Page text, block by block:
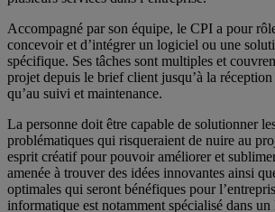
Accompagné par son équipe, le CPI a pour
concevoir et d’intégrer un logiciel ou une
spécifique. Ses tâches sont multiples et
projet depuis le brief client jusqu’à la
qu’au suivi et maintenance.
La personne doit être capable de solutionner
problématiques qui risqueraient de nuire au
esprit créatif pour pouvoir améliorer et
amenée à trouver des idées innovantes ainsi
optimales qui seront bénéfiques pour
informatique est notamment spécialisé dans